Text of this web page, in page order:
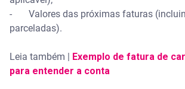
- Valores das próximas faturas
parceladas).
Leia também |
Exemplo de fatura de
para entender a conta